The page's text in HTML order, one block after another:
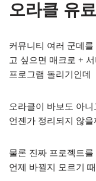
오라클 유
커뮤니티 여러 군데
고 싶으면 매크로 +
프로그램 돌리기인데
오라클이 바보도 아
언젠가 정리되지 않을
물론 진짜 프로젝트
언제 바뀔지 모르기